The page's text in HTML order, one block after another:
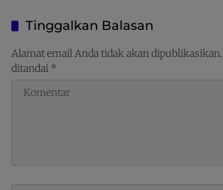
Pusat Perdagangan dan
Ekspor Kawasan Timur
Indonesia
Tinggalkan Balasan
Alamat email Anda tidak akan dipublikasikan.
ditandai *